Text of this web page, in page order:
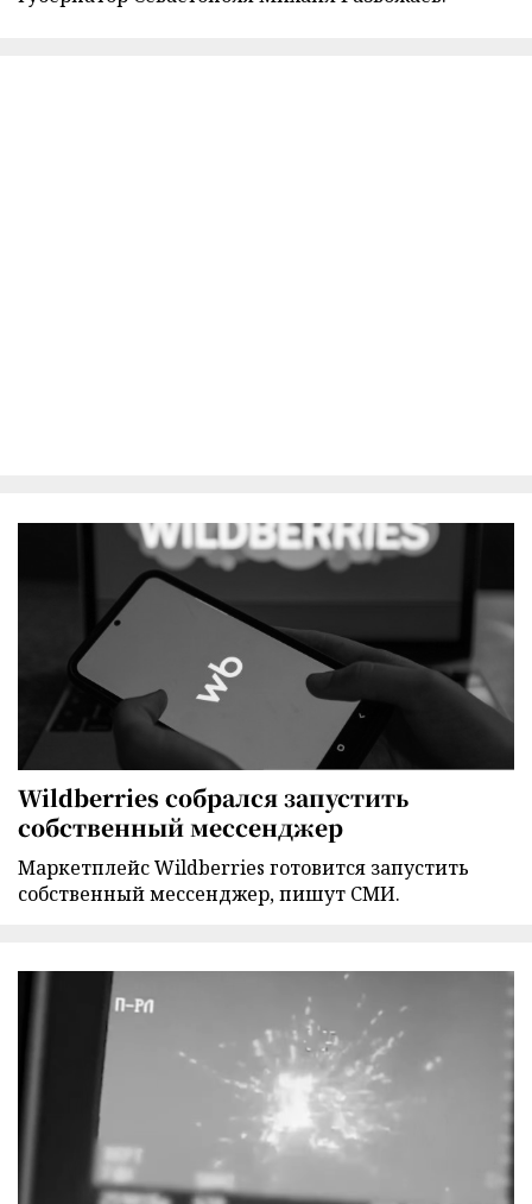
Wildberries собрался запустить
собственный мессенджер
Маркетплейс Wildberries готовится запустить
собственный мессенджер, пишут СМИ.